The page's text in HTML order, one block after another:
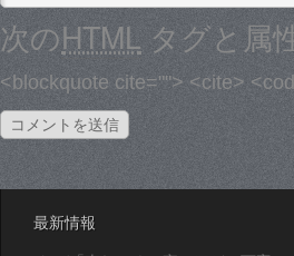
次のHTMLタグと属
<blockquote cite=""> <cite>
最新情報